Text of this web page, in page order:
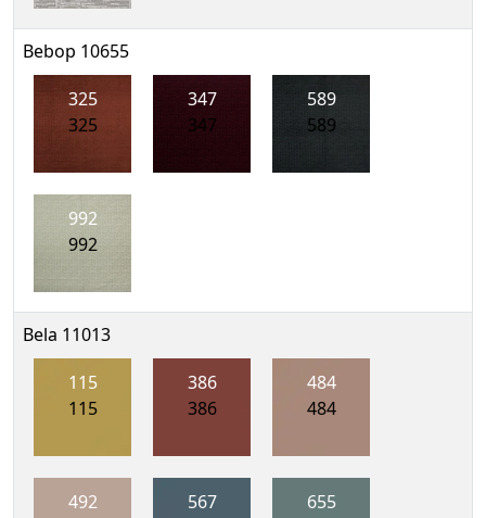
Bebop 10655
325
325
347
347
589
589
992
992
Bela 11013
115
115
386
386
484
484
492
567
655